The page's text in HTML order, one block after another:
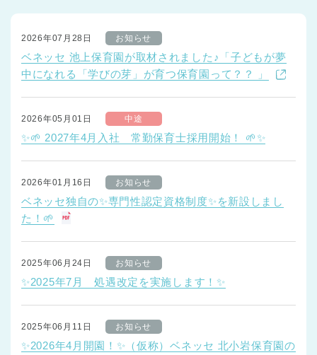
2026年07月28日 お知らせ
ベネッセ 池上保育園が取材されました♪「子どもが夢
中になれる「学びの芽」が育つ保育園って？？ 」
2026年05月01日 中途
✨🌱 2027年4月入社 常勤保育士採用開始！ 🌱✨
2026年01月16日 お知らせ
ベネッセ独自の✨専門性認定資格制度✨を新設しまし
た！🌱
2025年06月24日 お知らせ
✨2025年7月 処遇改定を実施します！✨
2025年06月11日 お知らせ
✨2026年4月開園！✨（仮称）ベネッセ 北小岩保育園の